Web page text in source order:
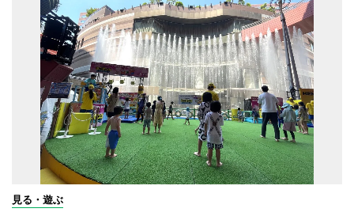
見る・遊ぶ